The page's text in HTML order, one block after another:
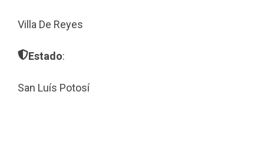
Villa De Reyes
Estado:
San Luís Potosí